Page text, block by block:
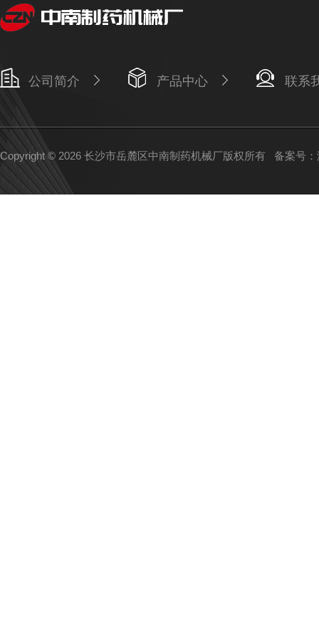
公司简介 产品中心 联系
Copyright © 2026 长沙市岳麓区中南制药机械厂版权所有 备案号